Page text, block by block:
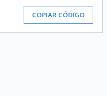
COPIAR CÓDIGO